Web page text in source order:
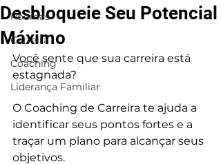
Poemas
Carreira
Coaching
Liderança Familiar
Desbloqueie Seu Potencial
Máximo
Você sente que sua carreira está
estagnada?
O Coaching de Carreira te ajuda a
identificar seus pontos fortes e a
traçar um plano para alcançar seus
objetivos.